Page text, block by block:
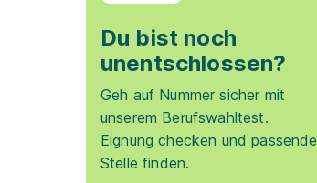
Du bist noch
unentschlossen?
Geh auf Nummer sicher mit
unserem Berufswahltest.
Eignung checken und passende
Stelle finden.